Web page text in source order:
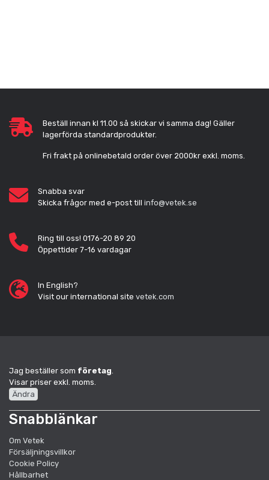
Beställ innan kl 11.00 så skickar vi samma dag! Gäller
lagerförda standardprodukter.
Fri frakt på onlinebetald order över 2000kr exkl. moms.
Snabba svar
Skicka frågor med e-post till info@vetek.se
Ring till oss! 0176-20 89 20
Öppettider 7-16 vardagar
In English?
Visit our international site vetek.com
Jag beställer som företag
Visar priser exkl. moms.
Ändra
Snabblänkar
Om Vetek
Försäljningsvillkor
Cookie Policy
Hållbarhet